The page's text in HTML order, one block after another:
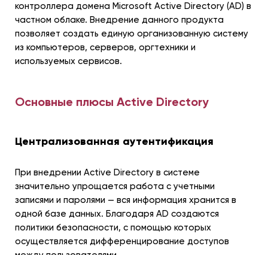
контроллера домена Microsoft Active Directory (AD) в
частном облаке. Внедрение данного продукта
позволяет создать единую организованную систему
из компьютеров, серверов, оргтехники и
используемых сервисов.
Основные плюсы Active Directory
Централизованная аутентификация
При внедрении Active Directory в системе
значительно упрощается работа с учетными
записями и паролями — вся информация хранится в
одной базе данных. Благодаря AD создаются
политики безопасности, с помощью которых
осуществляется дифференцирование доступов